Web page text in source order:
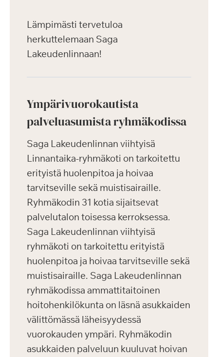
Lämpimästi tervetuloa
herkuttelemaan Saga
Lakeudenlinnaan!
Ympärivuorokautista
palveluasumista ryhmäkodissa
Saga Lakeudenlinnan viihtyisä
Linnantaika-ryhmäkoti on tarkoitettu
erityistä huolenpitoa ja hoivaa
tarvitseville sekä muistisairaille.
Ryhmäkodin 31 kotia sijaitsevat
palvelutalon toisessa kerroksessa.
Saga Lakeudenlinnan viihtyisä
ryhmäkoti on tarkoitettu erityistä
huolenpitoa ja hoivaa tarvitseville sekä
muistisairaille. Saga Lakeudenlinnan
ryhmäkodissa ammattitaitoinen
hoitohenkilökunta on läsnä asukkaiden
välittömässä läheisyydessä
vuorokauden ympäri. Ryhmäkodin
asukkaiden palveluun kuuluvat hoivan